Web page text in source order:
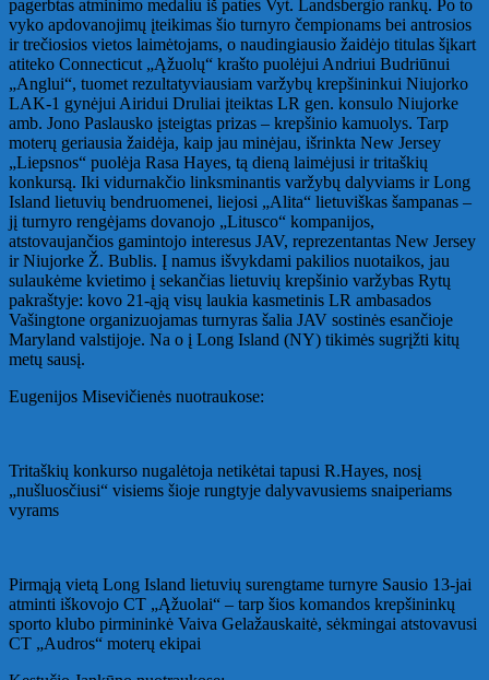
pagerbtas atminimo medaliu iš paties Vyt. Landsbergio rankų. Po to
vyko apdovanojimų įteikimas šio turnyro čempionams bei antrosios
ir trečiosios vietos laimėtojams, o naudingiausio žaidėjo titulas šįkart
atiteko Connecticut „Ąžuolų“ krašto puolėjui Andriui Budriūnui
„Anglui“, tuomet rezultatyviausiam varžybų krepšininkui Niujorko
LAK-1 gynėjui Airidui Druliai įteiktas LR gen. konsulo Niujorke
amb. Jono Paslausko įsteigtas prizas – krepšinio kamuolys. Tarp
moterų geriausia žaidėja, kaip jau minėjau, išrinkta New Jersey
„Liepsnos“ puolėja Rasa Hayes, tą dieną laimėjusi ir tritaškių
konkursą. Iki vidurnakčio linksminantis varžybų dalyviams ir Long
Island lietuvių bendruomenei, liejosi „Alita“ lietuviškas šampanas –
jį turnyro rengėjams dovanojo „Litusco“ kompanijos,
atstovaujančios gamintojo interesus JAV, reprezentantas New Jersey
ir Niujorke Ž. Bublis. Į namus išvykdami pakilios nuotaikos, jau
sulaukėme kvietimo į sekančias lietuvių krepšinio varžybas Rytų
pakraštyje: kovo 21-ąją visų laukia kasmetinis LR ambasados
Vašingtone organizuojamas turnyras šalia JAV sostinės esančioje
Maryland valstijoje. Na o į Long Island (NY) tikimės sugrįžti kitų
metų sausį.
Eugenijos Misevičienės nuotraukose:
Tritaškių konkurso nugalėtoja netikėtai tapusi R.Hayes, nosį
„nušluosčiusi“ visiems šioje rungtyje dalyvavusiems snaiperiams
vyrams
Pirmąją vietą Long Island lietuvių surengtame turnyre Sausio 13-jai
atminti iškovojo CT „Ąžuolai“ – tarp šios komandos krepšininkų
sporto klubo pirmininkė Vaiva Gelažauskaitė, sėkmingai atstovavusi
CT „Audros“ moterų ekipai